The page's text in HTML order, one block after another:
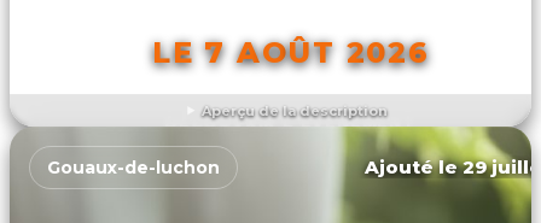
Aperçu de la description
LE 7 AOÛT 2026
DÉCOUVRIR L'ÉVÉNEMENT
Gouaux-de-luchon Ajouté le 29